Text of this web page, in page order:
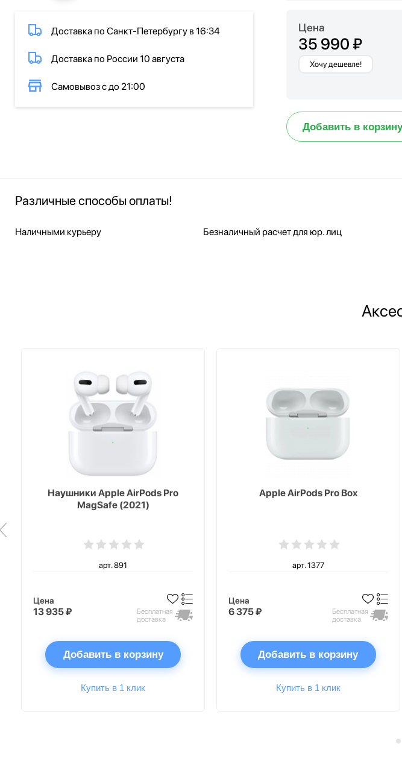
Доставка по Санкт-Петербургу в 16:34
Доставка по России 10 августа
Самовывоз с до 21:00
Цена
35 990 ₽
Хочу дешевле!
Добавить в корзину
Различные способы оплаты!
Наличными курьеру Безналичный расчет для юр. лиц
Наушники Apple AirPods Pro
MagSafe (2021)
арт. 891
Цена
13 935 ₽
Бесплатная
доставка
Добавить в корзину
Купить в 1 клик
Apple AirPods Pro Box
арт. 1377
Цена
6 375 ₽
Бесплатная
доставка
Добавить в корзину
Купить в 1 клик